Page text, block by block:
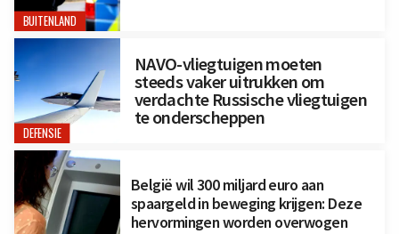
BUITENLAND
DEFENSIE
NAVO-vliegtuigen moeten
steeds vaker uitrukken om
verdachte Russische vliegtuigen
te onderscheppen
België wil 300 miljard euro aan
spaargeld in beweging krijgen: Deze
hervormingen worden overwogen